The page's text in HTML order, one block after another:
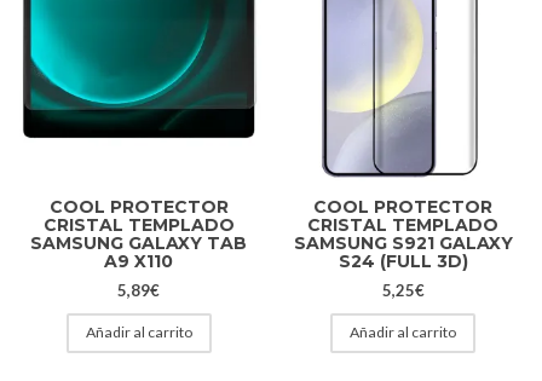
COOL PROTECTOR
CRISTAL TEMPLADO
SAMSUNG GALAXY TAB
A9 X110
5,89€
Añadir al carrito
COOL PROTECTOR
CRISTAL TEMPLADO
SAMSUNG S921 GALAXY
S24 (FULL 3D)
5,25€
Añadir al carrito